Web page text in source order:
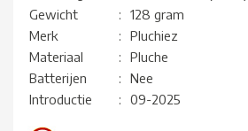
Gewicht
:
128 gram
Merk
:
Pluchiez
Materiaal
:
Pluche
Batterijen
:
Nee
Introductie
: 09-2025